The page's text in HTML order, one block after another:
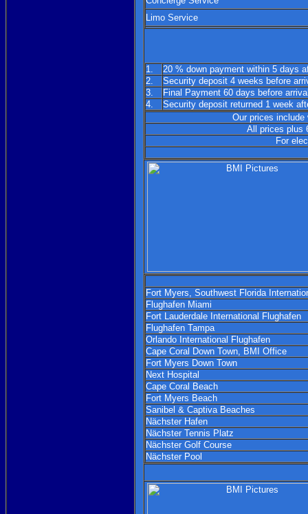
Limo Service
1.
20 % down payment within 5 days
2.
Security deposit 4 weeks before
3.
Final Payment 60 days before
4.
Security deposit returned 1 week
Our prices include
All prices plus
For
Fort Myers, Southwest Florida
Flughafen Miami
Fort Lauderdale International Flughafen
Flughafen Tampa
Orlando International Flughafen
Cape Coral Down Town, BMI Office
Fort Myers Down Town
Next Hospital
Cape Coral Beach
Fort Myers Beach
Sanibel & Captiva Beaches
Nächster Hafen
Nächster Tennis Platz
Nächster Golf Course
Nächster Pool